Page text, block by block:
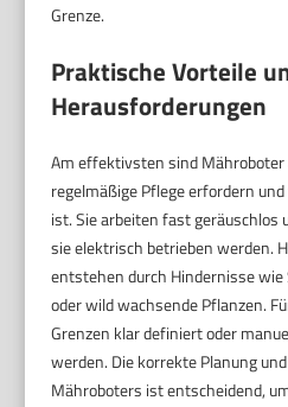
Grenze.
Praktische Vorteile
Herausforderungen
Am effektivsten sind Mähroboter
regelmäßige Pflege erfordern
ist. Sie arbeiten fast geräuschlos
sie elektrisch betrieben werden.
entstehen durch Hindernisse
oder wild wachsende Pflanzen.
Grenzen klar definiert oder
werden. Die korrekte Planung
Mähroboters ist entscheidend,